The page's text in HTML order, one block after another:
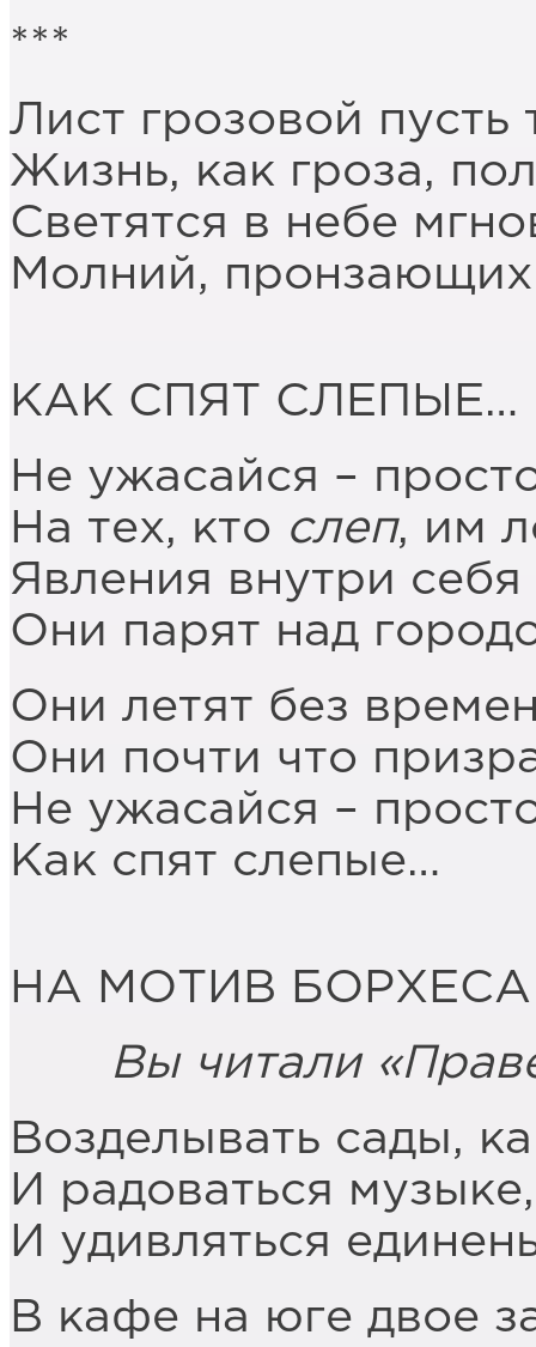
***
Лист грозовой пусть
Жизнь, как гроза,
Светятся в небе
Молний,
КАК СПЯТ СЛЕПЫЕ…
Не ужасайся –
На тех, кто слеп, им
Явления внутри себя
Они парят над
Они летят без
Они почти что
Не ужасайся –
Как спят слепые…
НА МОТИВ БОРХЕСА
Вы читали
Возделывать сады,
И радоваться
И удивляться
В кафе на юге двое